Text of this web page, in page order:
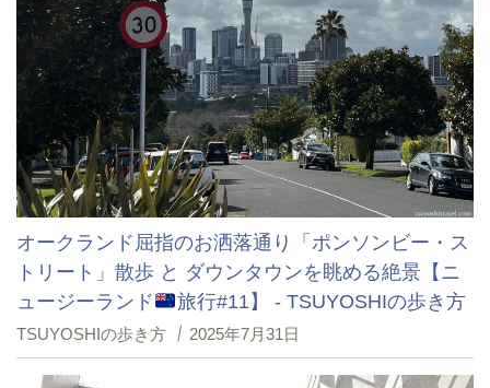
オークランド屈指のお洒落通り「ポンソンビー・ス
トリート」散歩 と ダウンタウンを眺める絶景【ニ
ュージーランド
旅行#11】 - TSUYOSHIの歩き方
TSUYOSHIの歩き方 2025年7月31日